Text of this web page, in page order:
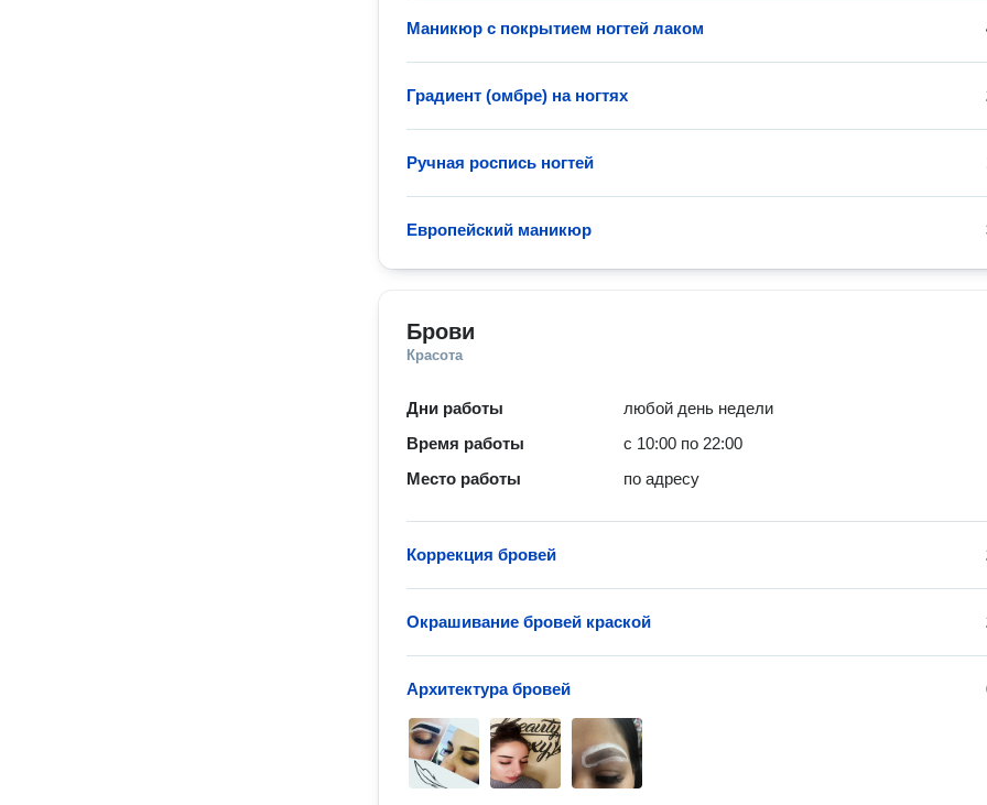
Маникюр с покрытием ногтей лаком
Градиент (омбре) на ногтях
Ручная роспись ногтей
Европейский маникюр
Брови
Красота
Дни работы
любой день недели
Время работы
с 10:00 по 22:00
Место работы
по адресу
Коррекция бровей
Окрашивание бровей краской
Архитектура бровей